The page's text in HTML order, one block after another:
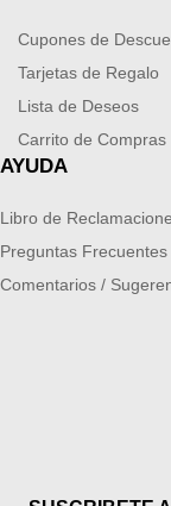
Cupones de
Tarjetas de Regalo
Lista de Deseos
Carrito de Compras
AYUDA
Libro de
Preguntas Frecuentes
Comentarios /